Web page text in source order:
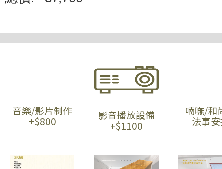
音樂/影片制作
+$800
影音播放設備
+$1100
喃嘸/和
法事